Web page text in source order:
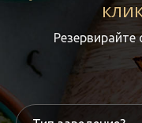
Резервирайте